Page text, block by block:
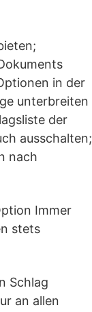
in der
unterbreiten
der
ausschalten;
nach
Immer
stets
Schlag
an allen